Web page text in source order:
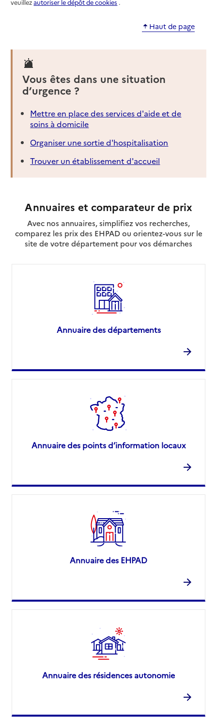
veuillezautoriser le dépôt de cookies .
Haut de page
Vous êtes dans une situation
d’urgence ?
Mettre en place des services d'aide et de
soins à domicile
Organiser une sortie d'hospitalisation
Trouver un établissement d'accueil
Annuaires et comparateur de prix
Avec nos annuaires, simplifiez vos recherches,
comparez les prix des EHPAD ou orientez-vous sur le
site de votre département pour vos démarches
Annuaire des départements
Annuaire des points d’information locaux
Annuaire des EHPAD
Annuaire des résidences autonomie